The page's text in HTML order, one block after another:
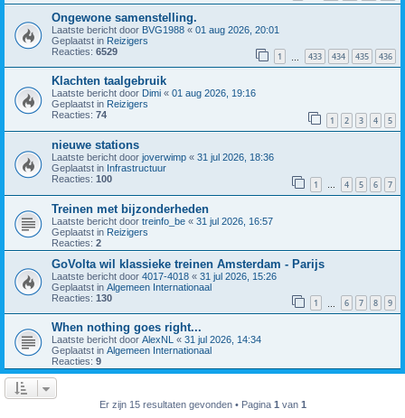
Ongewone samenstelling.
Laatste bericht door BVG1988 « 01 aug 2026, 20:01
Geplaatst in Reizigers
Reacties: 6529 1 433 434 435 436
Klachten taalgebruik
Laatste bericht door Dimi « 01 aug 2026, 19:16
Geplaatst in Reizigers
Reacties: 74 1 2 3 4 5
nieuwe stations
Laatste bericht door joverwimp « 31 jul 2026, 18:36
Geplaatst in Infrastructuur
Reacties: 100 1 … 4 5 6 7
Treinen met bijzonderheden
Laatste bericht door treinfo_be « 31 jul 2026, 16:57
Geplaatst in Reizigers
Reacties: 2
GoVolta wil klassieke treinen Amsterdam - Parijs
Laatste bericht door 4017-4018 « 31 jul 2026, 15:26
Geplaatst in Algemeen Internationaal
Reacties: 130 1 6 7 8 9
When nothing goes right...
Laatste bericht door AlexNL « 31 jul 2026, 14:34
Geplaatst in Algemeen Internationaal
Reacties: 9
Er zijn 15 resultaten gevonden • Pagina 1 van 1